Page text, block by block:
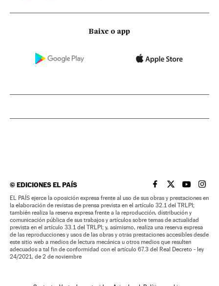
Baixe o app
©EDICIONES EL PAÍS EL PAÍS BRASIL EN
EL PAÍSEL PAÍS
EL
EL PAÍS ejerce la oposición expresa frente al uso de sus obras y prestaciones en
la elaboración de revistas de prensa prevista en el artículo 32.1 del TRLPI;
también realiza la reserva expresa frente a la reproducción, distribución y
comunicación pública de sus trabajos y artículos sobre temas de actualidad
prevista en el artículo 33.1 del TRLPI; y, asimismo, realiza una reserva expresa
de las reproducciones y usos de las obras y otras prestaciones accesibles desde
este sitio web a medios de lectura mecánica u otros medios que resulten
adecuados a tal fin de conformidad con el artículo 67.3 del Real Decreto - ley
24/2021, de 2 de noviembre